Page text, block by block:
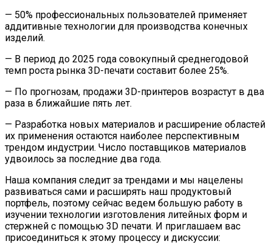
— 50% профессиональных пользователей применяет
аддитивные технологии для производства конечных
изделий.
— В период до 2025 года совокупный среднегодовой
темп роста рынка 3D-печати составит более 25%.
— По прогнозам, продажи 3D-принтеров возрастут в два
раза в ближайшие пять лет.
— Разработка новых материалов и расширение областей
их применения остаются наиболее перспективным
трендом индустрии. Число поставщиков материалов
удвоилось за последние два года.
Наша компания следит за трендами и мы нацелены
развиваться сами и расширять наш продуктовый
портфель, поэтому сейчас ведем большую работу в
изучении технологии изготовления литейных форм и
стержней с помощью 3D печати. И приглашаем вас
присоединиться к этому процессу и дискуссии: